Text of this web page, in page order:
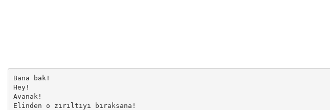
Bana bak!
Hey!
Avanak!
Elinden o zırıltıyı bıraksana!